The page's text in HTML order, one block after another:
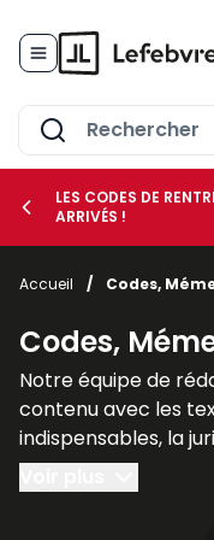
le sous-menu Vos
le sous-menu Vos
LES CODES DE
ARRIVÉS !
Accueil / Codes,
Codes,
Notre équipe de
contenu avec les
indispensables, la
un nombre
explicatifs.